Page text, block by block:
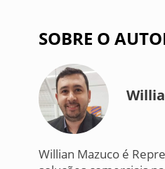
SOBRE O
Willian Mazuco é